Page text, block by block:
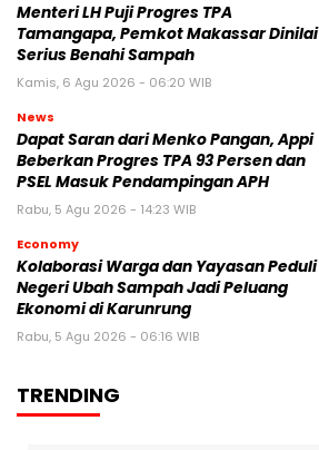
Menteri LH Puji Progres TPA
Tamangapa, Pemkot Makassar Dinilai
Serius Benahi Sampah
Kamis, 6 Agu 2026 - 06:20 WIB
News
Dapat Saran dari Menko Pangan, Appi
Beberkan Progres TPA 93 Persen dan
PSEL Masuk Pendampingan APH
Rabu, 5 Agu 2026 - 14:23 WIB
Economy
Kolaborasi Warga dan Yayasan Peduli
Negeri Ubah Sampah Jadi Peluang
Ekonomi di Karunrung
Rabu, 5 Agu 2026 - 06:16 WIB
TRENDING